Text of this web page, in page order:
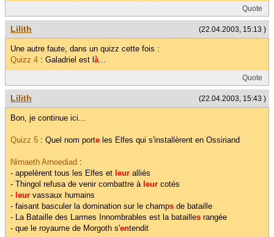
Quote
(22.04.2003, 15:13 )
Lilith
Une autre faute, dans un quizz cette fois :
Quizz 4 : Galadriel est l à...
Quote
(22.04.2003, 15:43 )
Lilith
Bon, je continue ici...
Quizz 5 : Quel nom porte les Elfes qui s'installèrent en Ossiriand
Nirnaeth Arnoediad :
- appelèrent tous les Elfes et leur alliés
- Thingol refusa de venir combattre à leur cotés
- leur vassaux humains
- faisant basculer la domination sur le champs de bataille
- La Bataille des Larmes Innombrables est la batailles rangée
- que le royaume de Morgoth s'entendit